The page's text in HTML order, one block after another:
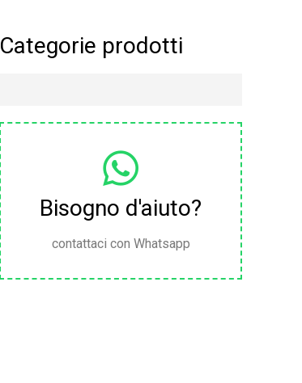
Categorie prodotti
Bisogno d'aiuto?
contattaci con Whatsapp